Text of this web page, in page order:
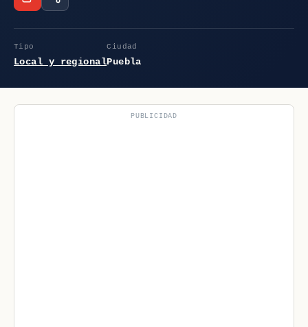
Tipo
Local y regional
Ciudad
Puebla
PUBLICIDAD